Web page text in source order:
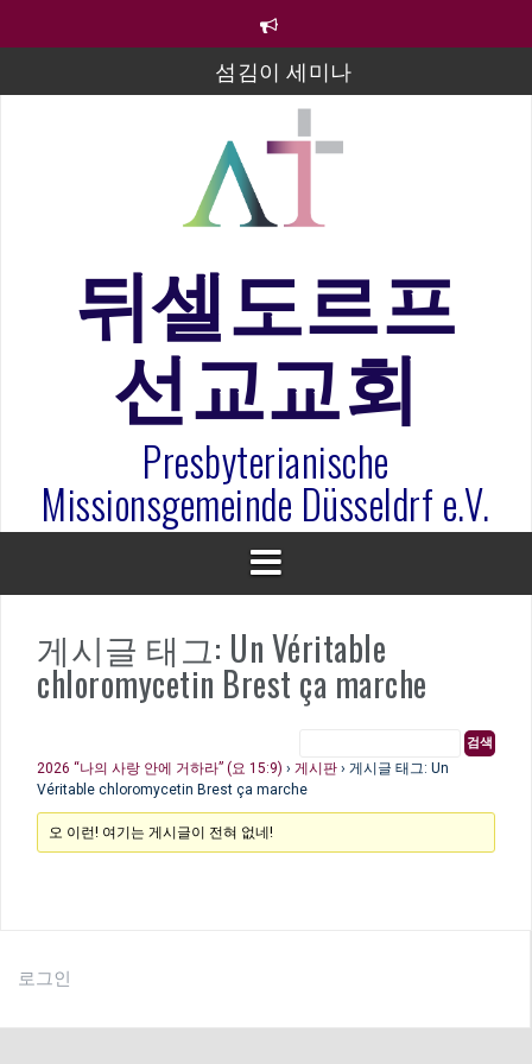
섬김이 세미나
김태희 자매 졸업연주
2023년 어린이 주일 유초등부 발표
라합3 나라 봉헌송
은퇴사-우선화 권사
20260322 주안에 가만히 머물기(요한복음 15:1-17) 손
훈목사
뒤셀도르프
선교교회
Presbyterianische
Missionsgemeinde Düsseldrf e.V.
게시글 태그: Un Véritable
chloromycetin Brest ça marche
2026 “나의 사랑 안에 거하라” (요 15:9) › 게시판 › 게시글 태그: Un
Véritable chloromycetin Brest ça marche
오 이런! 여기는 게시글이 전혀 없네!
로그인